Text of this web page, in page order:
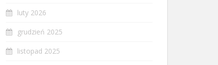
luty 2026
grudzień 2025
listopad 2025